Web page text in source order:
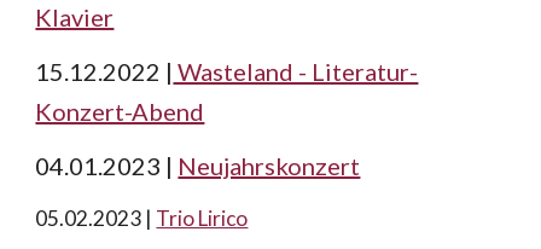
Klavier
15.12.2022 | Wasteland - Literatur-
Konzert-Abend
04.01.2023 | Neujahrskonzert
05.02.2023 | Trio Lirico